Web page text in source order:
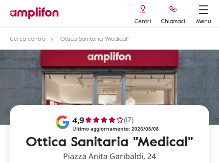
Centri Chiamaci
Menu
Cerca centro
Ottica Sanitaria "Medical"
Ottica Sanitaria "Medical"
4,9 (17)
Ultimo aggiornamento: 2026/08/08
Piazza Anita Garibaldi, 24